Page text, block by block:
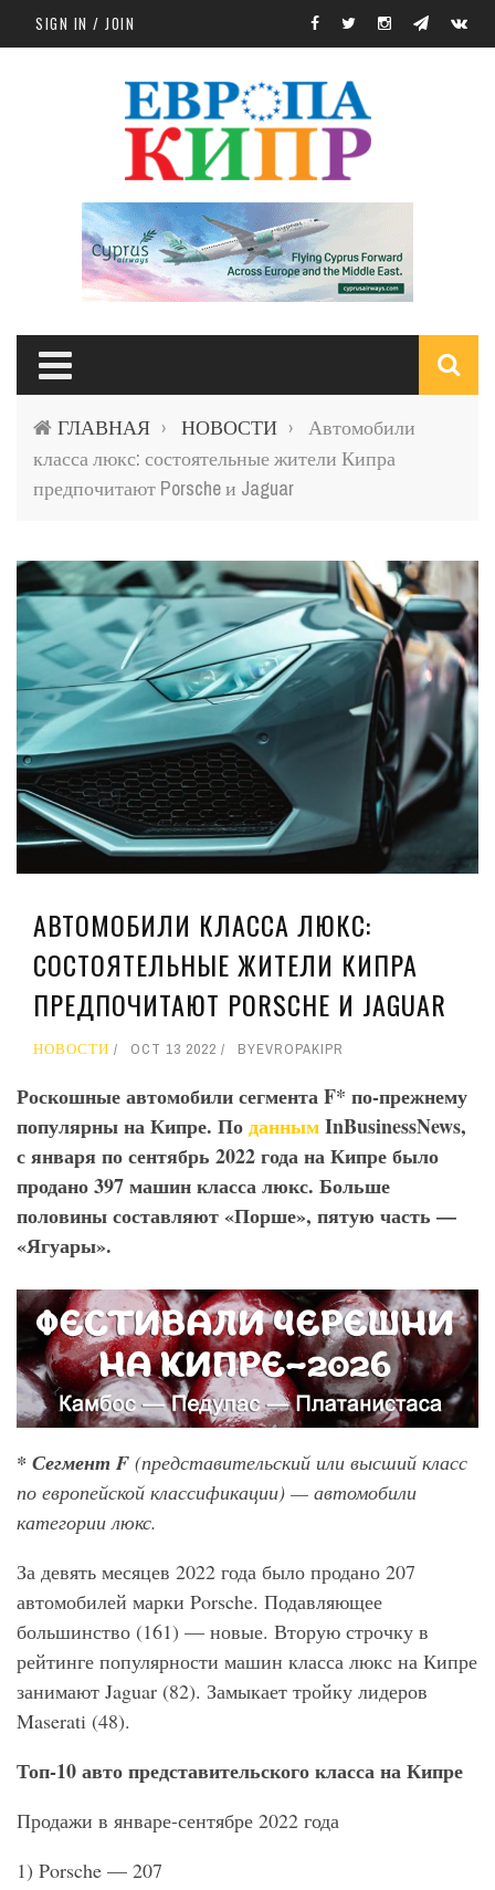
Skip to main content
SIGN IN / JOIN
ГЛАВНАЯ › НОВОСТИ ›
Автомобили
класса люкс: состоятельные жители Кипра
предпочитают Porsche и Jaguar
АВТОМОБИЛИ КЛАССА ЛЮКС:
СОСТОЯТЕЛЬНЫЕ ЖИТЕЛИ КИПРА
ПРЕДПОЧИТАЮТ PORSCHE И JAGUAR
НОВОСТИ OCT 13 2022 BYEVROPAKIPR
Роскошные автомобили сегмента F* по-прежнему
популярны на Кипре. ПоданнымInBusinessNews,
с января по сентябрь 2022 года на Кипре было
продано 397 машин класса люкс. Больше
половины составляют «Порше», пятую часть —
«Ягуары».
* Сегмент F (представительский или высший класс
по европейской классификации) — автомобили
категории люкс.
За девять месяцев 2022 года было продано 207
автомобилей марки Porsche. Подавляющее
большинство (161) — новые. Вторую строчку в
рейтинге популярности машин класса люкс на Кипре
занимают Jaguar (82). Замыкает тройку лидеров
Maserati (48).
Топ-10 авто представительского класса на Кипре
Продажи в январе-сентябре 2022 года
1) Porsche — 207